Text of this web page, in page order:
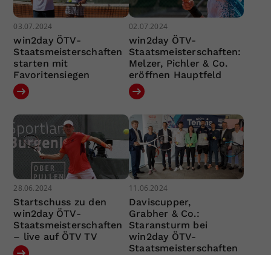
03.07.2024
win2day ÖTV-
Staatsmeisterschaften
starten mit
Favoritensiegen
02.07.2024
win2day ÖTV-
Staatsmeisterschaften:
Melzer, Pichler & Co.
eröffnen Hauptfeld
28.06.2024
Startschuss zu den
win2day ÖTV-
Staatsmeisterschaften
– live auf ÖTV TV
11.06.2024
Daviscupper,
Grabher & Co.:
Staransturm bei
win2day ÖTV-
Staatsmeisterschaften